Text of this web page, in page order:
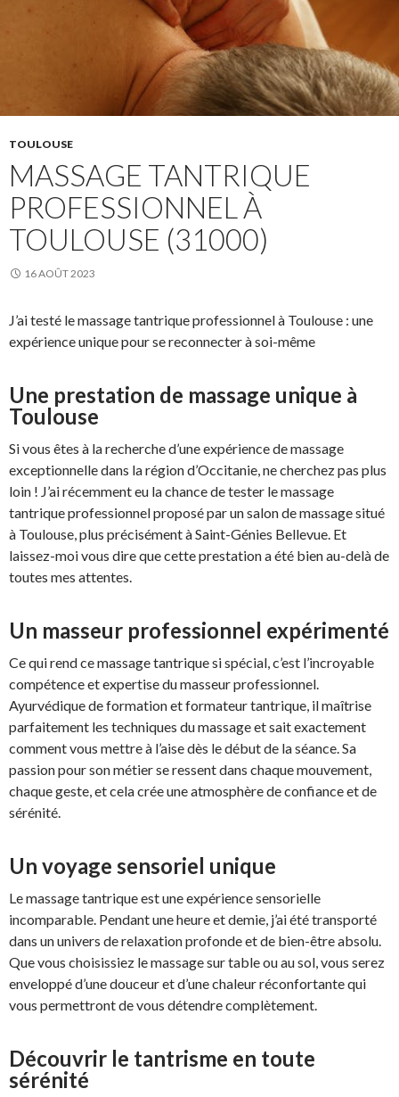
TOULOUSE
MASSAGE TANTRIQUE
PROFESSIONNEL À
TOULOUSE (31000)
16 AOÛT 2023
J’ai testé le massage tantrique professionnel à Toulouse : une
expérience unique pour se reconnecter à soi-même
Une prestation de massage unique à
Toulouse
Si vous êtes à la recherche d’une expérience de massage
exceptionnelle dans la région d’Occitanie, ne cherchez pas plus
loin ! J’ai récemment eu la chance de tester le massage
tantrique professionnel proposé par un salon de massage situé
à Toulouse, plus précisément à Saint-Génies Bellevue. Et
laissez-moi vous dire que cette prestation a été bien au-delà de
toutes mes attentes.
Un masseur professionnel expérimenté
Ce qui rend ce massage tantrique si spécial, c’est l’incroyable
compétence et expertise du masseur professionnel.
Ayurvédique de formation et formateur tantrique, il maîtrise
parfaitement les techniques du massage et sait exactement
comment vous mettre à l’aise dès le début de la séance. Sa
passion pour son métier se ressent dans chaque mouvement,
chaque geste, et cela crée une atmosphère de confiance et de
sérénité.
Un voyage sensoriel unique
Le massage tantrique est une expérience sensorielle
incomparable. Pendant une heure et demie, j’ai été transporté
dans un univers de relaxation profonde et de bien-être absolu.
Que vous choisissiez le massage sur table ou au sol, vous serez
enveloppé d’une douceur et d’une chaleur réconfortante qui
vous permettront de vous détendre complètement.
Découvrir le tantrisme en toute
sérénité